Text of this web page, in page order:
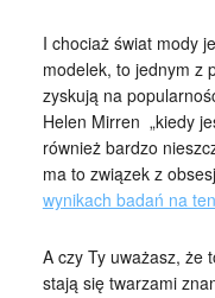
I chociaż świat mody
modelek, to jednym z
zyskują na
Helen Mirren „kiedy
również bardzo
ma to związek z
wynikach badań na
A czy Ty uważasz, że
stają się twarzami